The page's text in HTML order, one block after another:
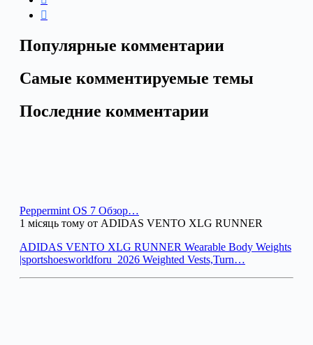
Популярные комментарии
Самые комментируемые темы
Последние комментарии
Peppermint OS 7 Обзор…
1 місяць тому от ADIDAS VENTO XLG RUNNER
ADIDAS VENTO XLG RUNNER Wearable Body Weights
|sportshoesworldforu_2026 Weighted Vests,Turn…